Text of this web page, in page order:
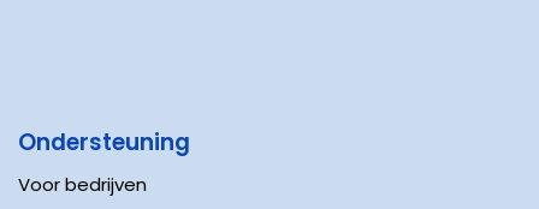
Ondersteuning
Voor bedrijven